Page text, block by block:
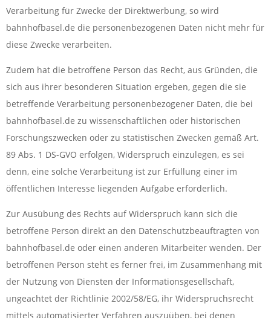
Verarbeitung für Zwecke der Direktwerbung, so wird
bahnhofbasel.de die personenbezogenen Daten nicht mehr für
diese Zwecke verarbeiten.
Zudem hat die betroffene Person das Recht, aus Gründen, die
sich aus ihrer besonderen Situation ergeben, gegen die sie
betreffende Verarbeitung personenbezogener Daten, die bei
bahnhofbasel.de zu wissenschaftlichen oder historischen
Forschungszwecken oder zu statistischen Zwecken gemäß Art.
89 Abs. 1 DS-GVO erfolgen, Widerspruch einzulegen, es sei
denn, eine solche Verarbeitung ist zur Erfüllung einer im
öffentlichen Interesse liegenden Aufgabe erforderlich.
Zur Ausübung des Rechts auf Widerspruch kann sich die
betroffene Person direkt an den Datenschutzbeauftragten von
bahnhofbasel.de oder einen anderen Mitarbeiter wenden. Der
betroffenen Person steht es ferner frei, im Zusammenhang mit
der Nutzung von Diensten der Informationsgesellschaft,
ungeachtet der Richtlinie 2002/58/EG, ihr Widerspruchsrecht
mittels automatisierter Verfahren auszuüben, bei denen